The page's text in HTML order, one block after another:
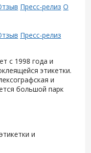
Пресс-релиз О
Пресс-релиз
с 1998 года и
этикетки.
и
большой парк
и